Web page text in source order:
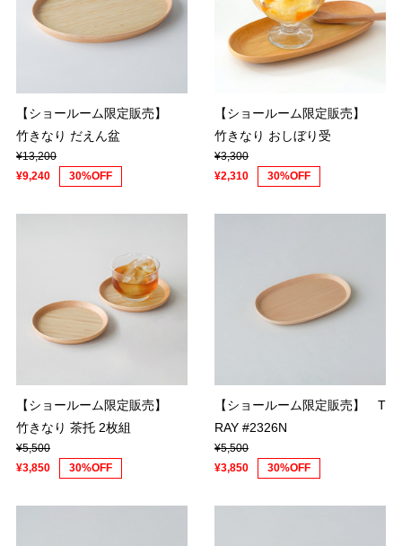
【ショールーム限定販売】
竹きなり だえん盆
¥13,200
¥9,240
30%OFF
【ショールーム限定販売】
竹きなり おしぼり受
¥3,300
¥2,310
30%OFF
【ショールーム限定販売】
竹きなり 茶托 2枚組
¥5,500
¥3,850
30%OFF
【ショールーム限定販売】 T
RAY #2326N
¥5,500
¥3,850
30%OFF